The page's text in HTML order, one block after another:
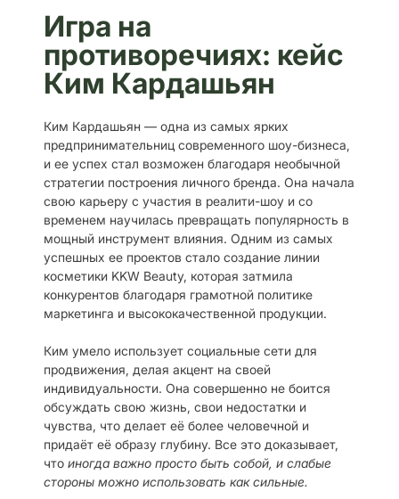
Игра на
противоречиях: кейс
Ким Кардашьян
Ким Кардашьян — одна из самых ярких
предпринимательниц современного шоу-бизнеса,
и ее успех стал возможен благодаря необычной
стратегии построения личного бренда. Она начала
свою карьеру с участия в реалити-шоу и со
временем научилась превращать популярность в
мощный инструмент влияния. Одним из самых
успешных ее проектов стало создание линии
косметики KKW Beauty, которая затмила
конкурентов благодаря грамотной политике
маркетинга и высококачественной продукции.
Ким умело использует социальные сети для
продвижения, делая акцент на своей
индивидуальности. Она совершенно не боится
обсуждать свою жизнь, свои недостатки и
чувства, что делает её более человечной и
придаёт её образу глубину. Все это доказывает,
что иногда важно просто быть собой, и слабые
стороны можно использовать как сильные.